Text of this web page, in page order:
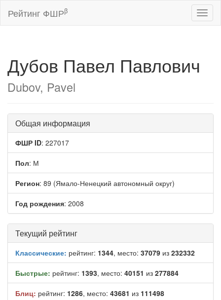
Рейтинг ФШРβ
Дубов Павел Павлович
Dubov, Pavel
Общая информация
ФШР ID: 227017
Пол: М
Регион: 89 (Ямало-Ненецкий автономный округ)
Год рождения: 2008
Текущий рейтинг
Классические: рейтинг: 1344, место: 37079 из 232332
Быстрые: рейтинг: 1393, место: 40151 из 277884
Блиц: рейтинг: 1286, место: 43681 из 111498